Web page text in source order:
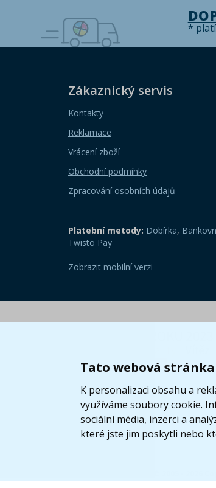
Tato webová
K personalizaci obsahu a
využíváme soubory cookie.
sociální média, inzerci a
které jste jim poskytli nebo
*
Zákaznický servis
Kontakty
Reklamace
Vrácení zboží
Obchodní podmínky
Zpracování osobních údajů
Platební metody: Dobírka,
Twisto Pay
Zobrazit mobilní verzi